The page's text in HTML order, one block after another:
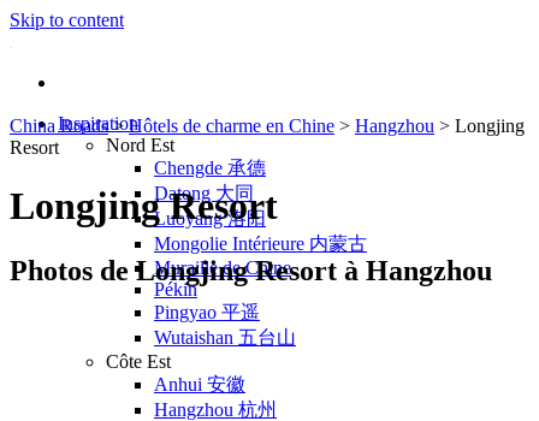
Skip to content
Inspiration
Nord Est
Chengde 承德
Datong 大同
Luoyang 洛阳
Mongolie Intérieure 内蒙古
Muraille de Chine
Pékin
Pingyao 平遥
Wutaishan 五台山
Côte Est
Anhui 安徽
Hangzhou 杭州
China Roads > Hôtels de charme en Chine > Hangzhou > Longjing
Resort
Longjing Resort
Photos de Longjing Resort à Hangzhou